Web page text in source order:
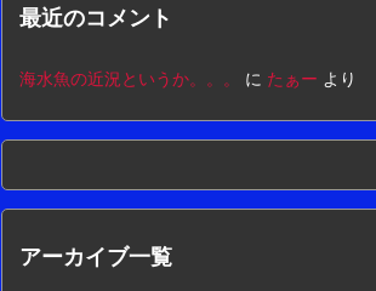
最近のコメント
海水魚の近況というか。。。 に たぁー より
アーカイブ一覧